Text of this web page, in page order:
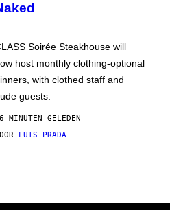
Soirée Steakhouse will
host monthly clothing-optional
with clothed staff and
guests.
MINUTEN GELEDEN
LUIS PRADA